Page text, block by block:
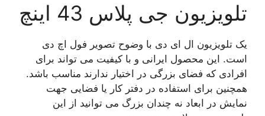
تلویزیون جی پلاس 43 اینچ
یک تلویزیون ال ای دی با وضوح تصویر فول اچ دی
است. این محصول ایرانی و با کیفیت می تواند برای
افرادی که فضای بزرگی در اختیار ندارند مناسب باشد.
همچنین برای استفاده در دفتر کار یا فضایی جهت
نمایش در ابعاد نه چندان بزرگ می توانید از این